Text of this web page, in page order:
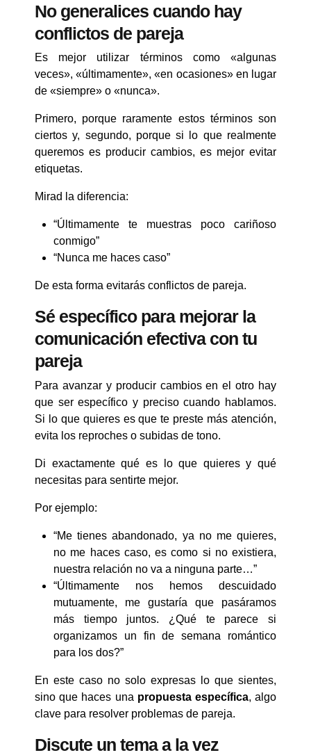
No generalices cuando hay
conflictos de pareja
Es mejor utilizar términos como «algunas
veces», «últimamente», «en ocasiones» en lugar
de «siempre» o «nunca».
Primero, porque raramente estos términos son
ciertos y, segundo, porque si lo que realmente
queremos es producir cambios, es mejor evitar
etiquetas.
Mirad la diferencia:
“Últimamente te muestras poco cariñoso
conmigo”
“Nunca me haces caso”
De esta forma evitarás conflictos de pareja.
Sé específico para mejorar la
comunicación efectiva con tu
pareja
Para avanzar y producir cambios en el otro hay
que ser específico y preciso cuando hablamos.
Si lo que quieres es que te preste más atención,
evita los reproches o subidas de tono.
Di exactamente qué es lo que quieres y qué
necesitas para sentirte mejor.
Por ejemplo:
“Me tienes abandonado, ya no me quieres,
no me haces caso, es como si no existiera,
nuestra relación no va a ninguna parte…”
“Últimamente nos hemos descuidado
mutuamente, me gustaría que pasáramos
más tiempo juntos. ¿Qué te parece si
organizamos un fin de semana romántico
para los dos?”
En este caso no solo expresas lo que sientes,
sino que haces una propuesta específica, algo
clave para resolver problemas de pareja.
Discute un tema a la vez